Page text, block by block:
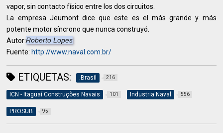
vapor, sin contacto físico entre los dos circuitos.
La empresa Jeumont dice que este es el más grande y más
potente motor síncrono que nunca construyó.
Autor:Roberto Lopes
Fuente: http://www.naval.com.br/
ETIQUETAS: .Brasil 216
ICN - Itaguaí Construções Navais 101 Industria Naval 556
PROSUB 95